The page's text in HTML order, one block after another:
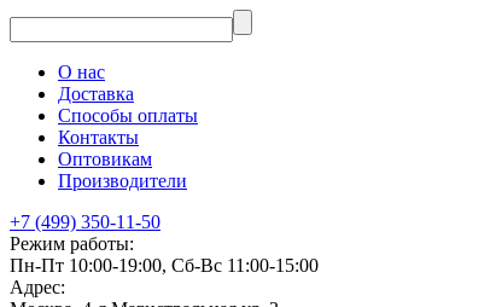
О нас
Доставка
Способы оплаты
Контакты
Оптовикам
Производители
+7 (499) 350-11-50
Режим работы:
Пн-Пт 10:00-19:00, Сб-Вс 11:00-15:00
Адрес: